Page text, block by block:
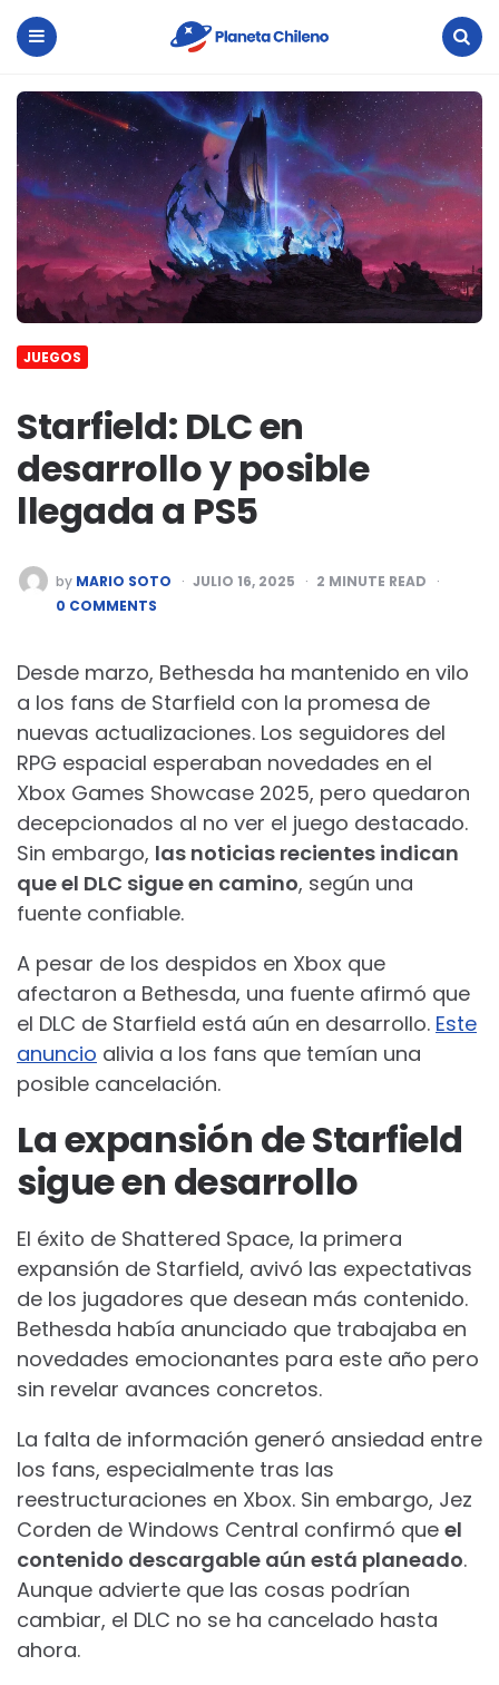
Planeta
Chileno
JUEGOS
Starfield: DLC en
desarrollo y posible
llegada a PS5
POSTED
BY
by MARIO SOTO JULIO 16, 2025 2 MINUTE READ
0 COMMENTS
Desde marzo, Bethesda ha mantenido en vilo
a los fans de Starfield con la promesa de
nuevas actualizaciones. Los seguidores del
RPG espacial esperaban novedades en el
Xbox Games Showcase 2025, pero quedaron
decepcionados al no ver el juego destacado.
Sin embargo, las noticias recientes indican
que el DLC sigue en camino, según una
fuente confiable.
A pesar de los despidos en Xbox que
afectaron a Bethesda, una fuente afirmó que
el DLC de Starfield está aún en desarrollo. Este
anuncio alivia a los fans que temían una
posible cancelación.
La expansión de Starfield
sigue en desarrollo
El éxito de Shattered Space, la primera
expansión de Starfield, avivó las expectativas
de los jugadores que desean más contenido.
Bethesda había anunciado que trabajaba en
novedades emocionantes para este año pero
sin revelar avances concretos.
La falta de información generó ansiedad entre
los fans, especialmente tras las
reestructuraciones en Xbox. Sin embargo, Jez
Corden de Windows Central confirmó que el
contenido descargable aún está planeado.
Aunque advierte que las cosas podrían
cambiar, el DLC no se ha cancelado hasta
ahora.